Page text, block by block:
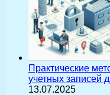
Практические
учетных записей
13.07.2025